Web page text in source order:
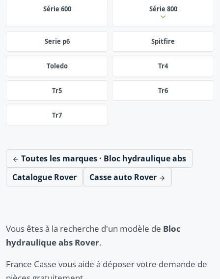
Série 600 Série 800
Serie p6 Spitfire
Toledo Tr4
Tr5 Tr6
Tr7
Toutes les marques · Bloc hydraulique abs
Catalogue Rover
Casse auto Rover
Vous êtes à la recherche d'un modèle de Bloc
hydraulique abs Rover.
France Casse vous aide à déposer votre demande de